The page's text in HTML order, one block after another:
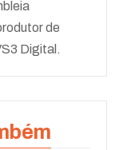
de
Digital.